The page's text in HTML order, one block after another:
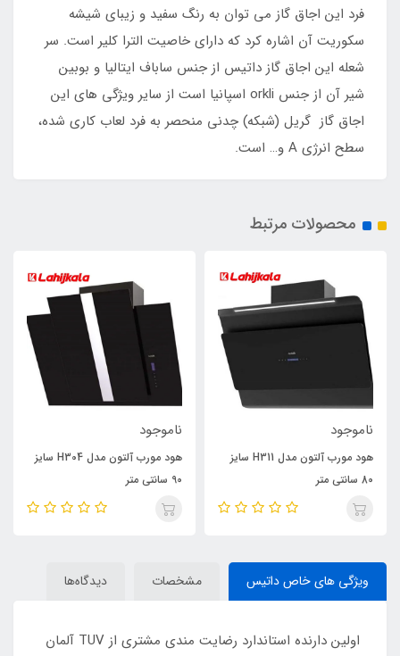
فرد این اجاق گاز می توان به رنگ سفید و زیبای شیشه
سکوریت آن اشاره کرد که دارای خاصیت الترا کلیر است. سر
شعله این اجاق گاز داتیس از جنس ساباف ایتالیا و بوبین
شیر آن از جنس orkli اسپانیا است از سایر ویژگی های این
اجاق گاز گریل (شبکه) چدنی منحصر به فرد لعاب کاری شده،
سطح انرژی A و… است.
محصولات مرتبط
ناموجود
هود مورب آلتون مدل H311 سایز
80 سانتی متر
ناموجود
هود مورب آلتون مدل H304 سایز
90 سانتی متر
ویژگی های خاص داتیس مشخصات دیدگاه‌ها
اولین دارنده استاندارد رضایت مندی مشتری از TUV آلمان